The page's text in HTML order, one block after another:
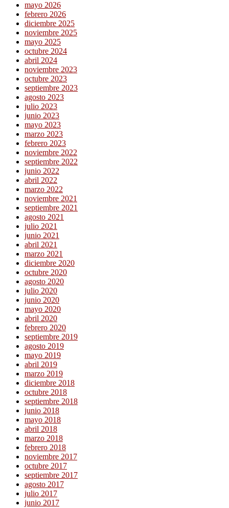
mayo 2026
febrero 2026
diciembre 2025
noviembre 2025
mayo 2025
octubre 2024
abril 2024
noviembre 2023
octubre 2023
septiembre 2023
agosto 2023
julio 2023
junio 2023
mayo 2023
marzo 2023
febrero 2023
noviembre 2022
septiembre 2022
junio 2022
abril 2022
marzo 2022
noviembre 2021
septiembre 2021
agosto 2021
julio 2021
junio 2021
abril 2021
marzo 2021
diciembre 2020
octubre 2020
agosto 2020
julio 2020
junio 2020
mayo 2020
abril 2020
febrero 2020
septiembre 2019
agosto 2019
mayo 2019
abril 2019
marzo 2019
diciembre 2018
octubre 2018
septiembre 2018
junio 2018
mayo 2018
abril 2018
marzo 2018
febrero 2018
noviembre 2017
octubre 2017
septiembre 2017
agosto 2017
julio 2017
junio 2017